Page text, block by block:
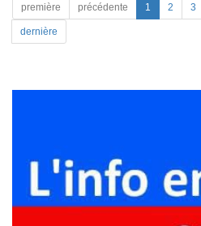
première précédente 1 2 3
dernière